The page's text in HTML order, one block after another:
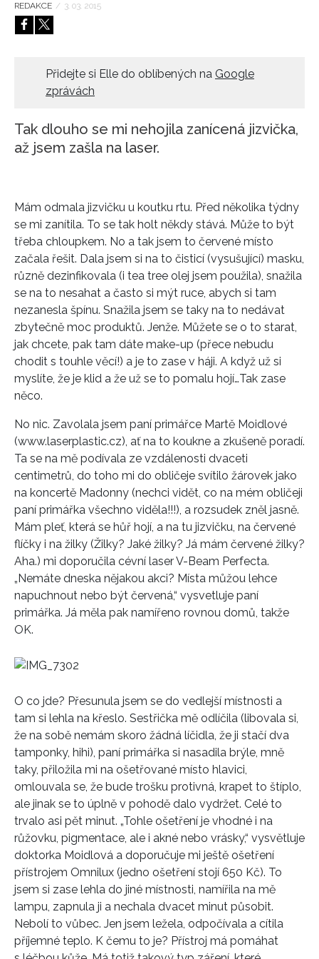
HOME
REDAKCE / 3. 03. 2015
Přidejte si Elle do oblíbených na Google
zprávách
Tak dlouho se mi nehojila zanícená jizvička,
až jsem zašla na laser.
Mám odmala jizvičku u koutku rtu. Před několika týdny
se mi zanítila. To se tak holt někdy stává. Může to být
třeba chloupkem. No a tak jsem to červené místo
začala řešit. Dala jsem si na to čisticí (vysušující) masku,
různě dezinfikovala (i tea tree olej jsem použila), snažila
se na to nesahat a často si mýt ruce, abych si tam
nezanesla špínu. Snažila jsem se taky na to nedávat
zbytečně moc produktů. Jenže. Můžete se o to starat,
jak chcete, pak tam dáte make-up (přece nebudu
chodit s touhle věcí!) a je to zase v háji. A když už si
myslíte, že je klid a že už se to pomalu hojí…Tak zase
něco.
No nic. Zavolala jsem paní primářce Martě Moidlové
(www.laserplastic.cz), ať na to koukne a zkušeně poradí.
Ta se na mě podívala ze vzdálenosti dvaceti
centimetrů, do toho mi do obličeje svítilo žárovek jako
na koncertě Madonny (nechci vidět, co na mém obličeji
paní primářka všechno viděla!!!), a rozsudek zněl jasně.
Mám pleť, která se hůř hojí, a na tu jizvičku, na červené
flíčky i na žilky (Žilky? Jaké žilky? Já mám červené žilky?
Aha.) mi doporučila cévní laser V-Beam Perfecta.
„Nemáte dneska nějakou akci? Místa můžou lehce
napuchnout nebo být červená,“ vysvetluje paní
primářka. Já měla pak namířeno rovnou domů, takže
OK.
O co jde? Přesunula jsem se do vedlejší místnosti a
tam si lehla na křeslo. Sestřička mě odlíčila (libovala si,
že na sobě nemám skoro žádná líčidla, že ji stačí dva
tamponky, hihi), paní primářka si nasadila brýle, mně
taky, přiložila mi na ošetřované místo hlavici,
omlouvala se, že bude trošku protivná, krapet to štíplo,
ale jinak se to úplně v pohodě dalo vydržet. Celé to
trvalo asi pět minut. „Tohle ošetření je vhodné i na
růžovku, pigmentace, ale i akné nebo vrásky,“ vysvětluje
doktorka Moidlová a doporučuje mi ještě ošetření
přístrojem Omnilux (jedno ošetření stojí 650 Kč). To
jsem si zase lehla do jiné místnosti, namířila na mě
lampu, zapnula ji a nechala dvacet minut působit.
Nebolí to vůbec. Jen jsem ležela, odpočívala a cítila
příjemné teplo. K čemu to je? Přístroj má pomáhat